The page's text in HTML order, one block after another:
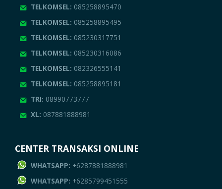
TELKOMSEL: 085258895470
TELKOMSEL: 085258895495
TELKOMSEL: 085230317751
TELKOMSEL: 085230316086
TELKOMSEL: 082326555141
TELKOMSEL: 085258895181
TRI: 08990773777
XL: 087881888981
CENTER TRANSAKSI ONLINE
WHATSAPP: +6287881888981
WHATSAPP: +6285799451555